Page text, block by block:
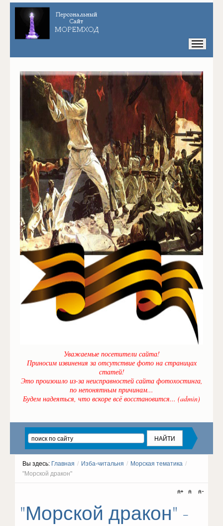
Уважаемые посетители сайта!
Приносим извинения за отсутствие фото на страницах
статей!
Это произошло из-за неисправностей сайта фотохостинга,
по непонятным причинам...
Будем надеяться, что вскоре всё восстановится... (admin)
Вы здесь: Главная / Изба-читальня / Морская тематика /
"Морской дракон"
"Морской дракон" -